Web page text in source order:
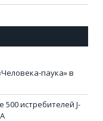
паука» в
500 истребителей J-